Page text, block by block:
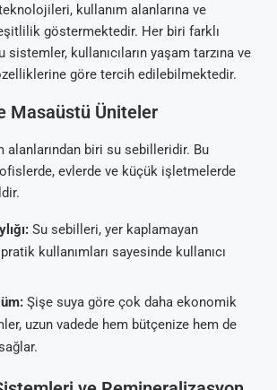
kullanım alanlarına ve
göstermektedir. Her biri farklı
kullanıcıların yaşam tarzına ve
göre tercih edilebilmektedir.
Masaüstü Üniteler
alanlarından biri su sebilleridir. Bu
evlerde ve küçük işletmelerde
Su sebilleri, yer kaplamayan
kullanımları sayesinde kullanıcı
Şişe suya göre çok daha ekonomik
uzun vadede hem bütçenize hem de